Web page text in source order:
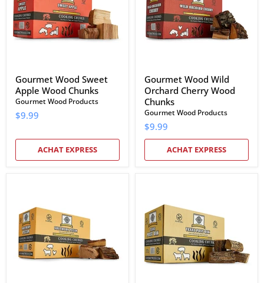
Chunks
Gourmet Wood Sweet
Apple Wood Chunks
Gourmet Wood Products
$9.99
ACHAT EXPRESS
Wood
Chunks
Gourmet Wood Wild
Orchard Cherry Wood
Chunks
Gourmet Wood Products
$9.99
ACHAT EXPRESS
Pecan
Wood
Chunks
Texas
Post
Oak
Wood
Chunks